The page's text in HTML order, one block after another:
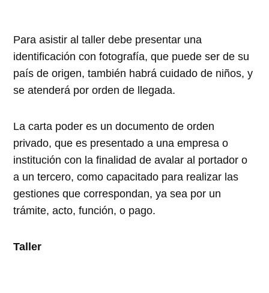
Para asistir al taller debe presentar una
identificación con fotografía, que puede ser de su
país de origen, también habrá cuidado de niños, y
se atenderá por orden de llegada.
La carta poder es un documento de orden
privado, que es presentado a una empresa o
institución con la finalidad de avalar al portador o
a un tercero, como capacitado para realizar las
gestiones que correspondan, ya sea por un
trámite, acto, función, o pago.
Taller